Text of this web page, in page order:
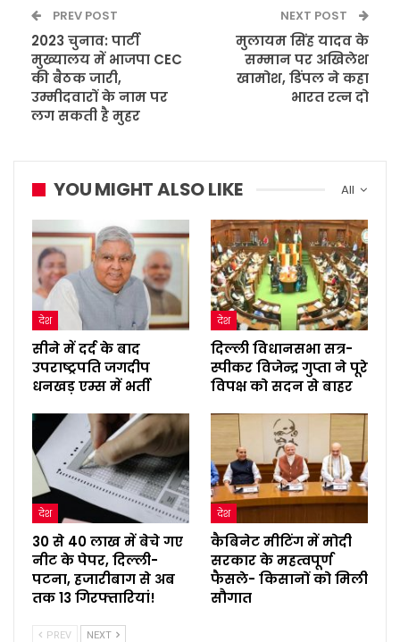
PREV POST
2023 चुनाव: पार्टी
मुख्यालय में भाजपा CEC
की बैठक जारी,
उम्मीदवारों के नाम पर
लग सकती है मुहर
NEXT POST
मुलायम सिंह यादव के
सम्मान पर अखिलेश
खामोश, डिंपल ने कहा
भारत रत्न दो
All
YOU MIGHT ALSO LIKE
देश
सीने में दर्द के बाद
उपराष्ट्रपति जगदीप
धनखड़ एम्स में भर्ती
देश
दिल्ली विधानसभा सत्र-
स्पीकर विजेन्द्र गुप्ता ने पूरे
विपक्ष को सदन से बाहर
देश
30 से 40 लाख में बेचे गए
नीट के पेपर, दिल्ली-
पटना, हजारीबाग से अब
तक 13 गिरफ्तारियां!
देश
कैबिनेट मीटिंग में मोदी
सरकार के महत्वपूर्ण
फैसले- किसानों को मिली
सौगात
PREV NEXT